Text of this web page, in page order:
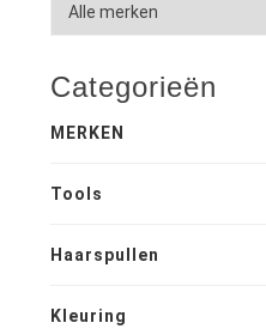
Categorieën
MERKEN
Tools
Haarspullen
Kleuring